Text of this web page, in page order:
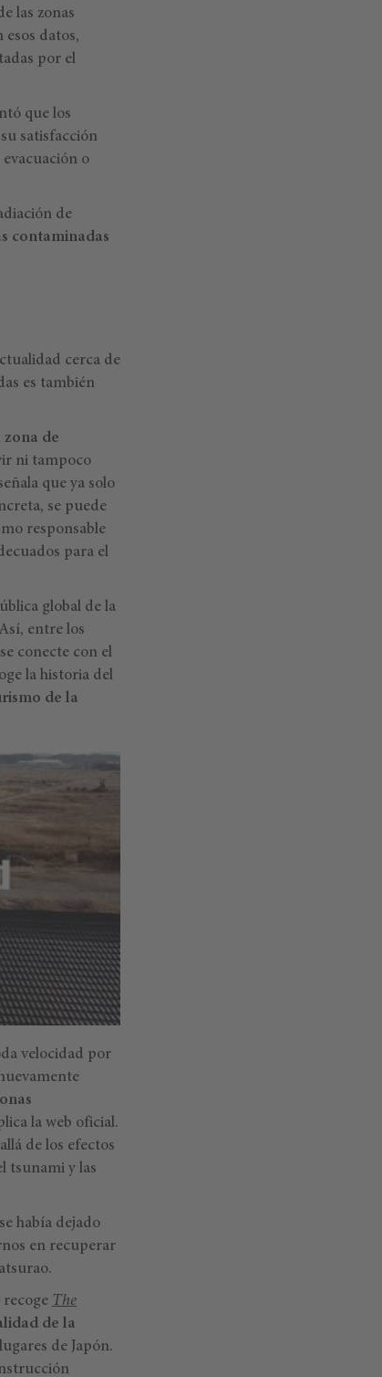
las zonas
esos datos,
por el
que los
satisfacción
o
de
contaminadas
cerca de
es también
zona de
ni tampoco
que ya solo
se puede
responsable
para el
global de la
entre los
conecte con el
la historia del
de la
velocidad por
la web oficial.
de los efectos
tsunami y las
había dejado
en recuperar
recoge The
de la
de Japón.